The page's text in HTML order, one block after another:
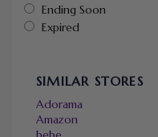
Ending Soon
Expired
SIMILAR STORES
Adorama
Amazon